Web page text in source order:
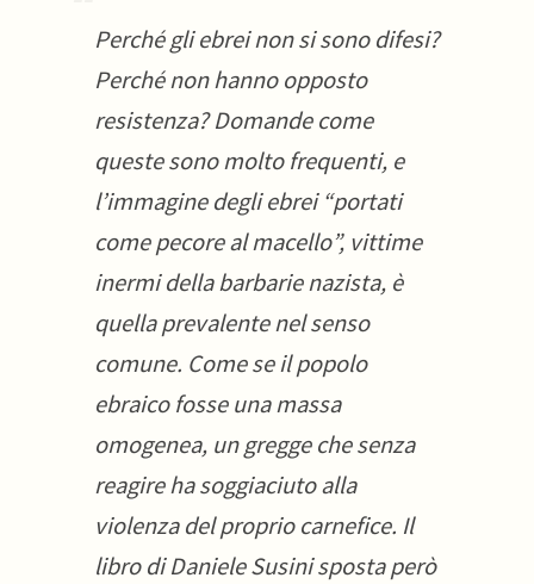
Perché gli ebrei non si sono difesi?
Perché non hanno opposto
resistenza? Domande come
queste sono molto frequenti, e
l’immagine degli ebrei “portati
come pecore al macello”, vittime
inermi della barbarie nazista, è
quella prevalente nel senso
comune. Come se il popolo
ebraico fosse una massa
omogenea, un gregge che senza
reagire ha soggiaciuto alla
violenza del proprio carnefice. Il
libro di Daniele Susini sposta però